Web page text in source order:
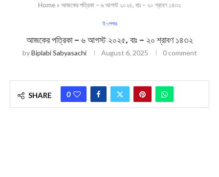
Home » আজকের পত্রিকা – ৬ আগস্ট ২০২৫, বাঃ – ২০ শ্রাবণ ১৪৩২
ই-পেপার
আজকের পত্রিকা – ৬ আগস্ট ২০২৫, বাঃ – ২০ শ্রাবণ ১৪৩২
byBiplabi Sabyasachi August 6, 2025 0 comment
SHARE 0